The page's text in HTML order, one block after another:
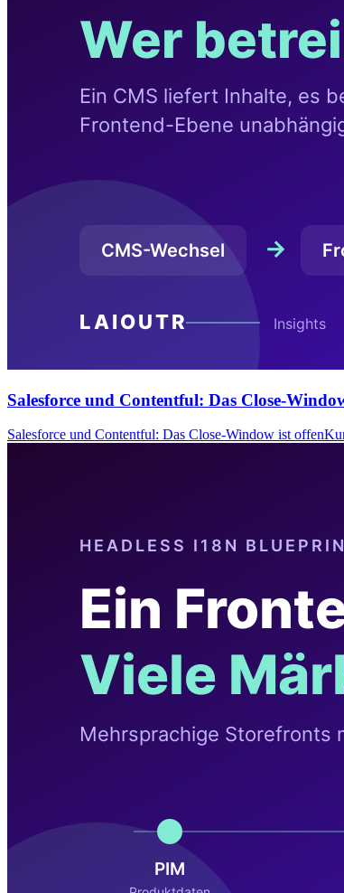
Salesforce und Contentful: Das Close-
Salesforce und Contentful: Das Close-Window ist